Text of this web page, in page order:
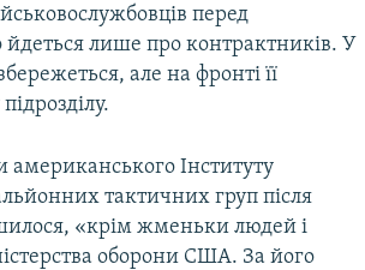
перед
лише про контрактників. У
але на фронті її
американського Інституту
тактичних груп після
«крім жменьки людей і
оборони США. За його